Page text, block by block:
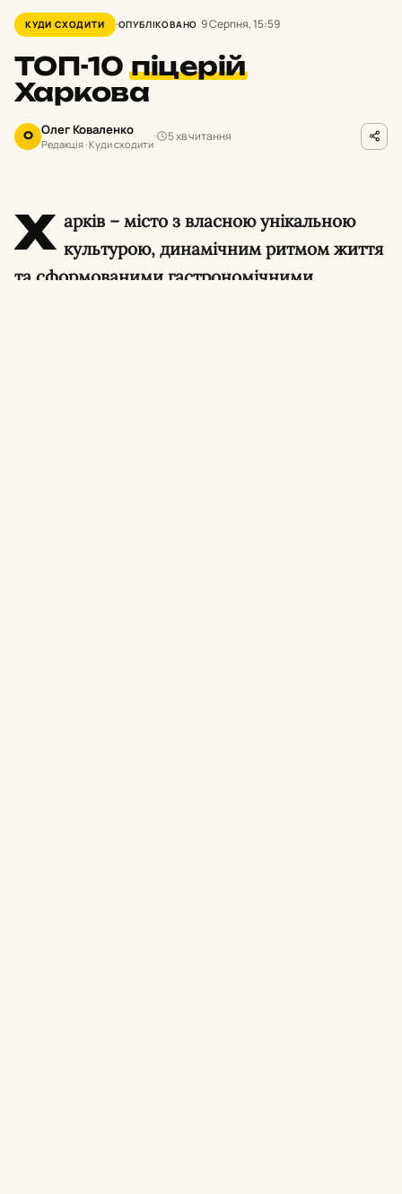
КУДИ СХОДИТИ ОПУБЛІКОВАНО 9 Серпня, 15:59
ТОП-10піцерій
Харкова
О Олег Коваленко
Редакція · Куди сходити
5 хв читання
Х арків – місто з власною унікальною
культурою, динамічним ритмом життя
та сформованими гастрономічними